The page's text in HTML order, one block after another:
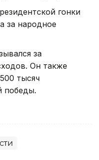
гонки
за народное
за
Он также
тысяч
победы.